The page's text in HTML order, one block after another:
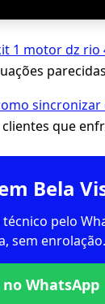
1 motor dz rio
que
Bela
pelo
sem enrolação.
WhatsApp